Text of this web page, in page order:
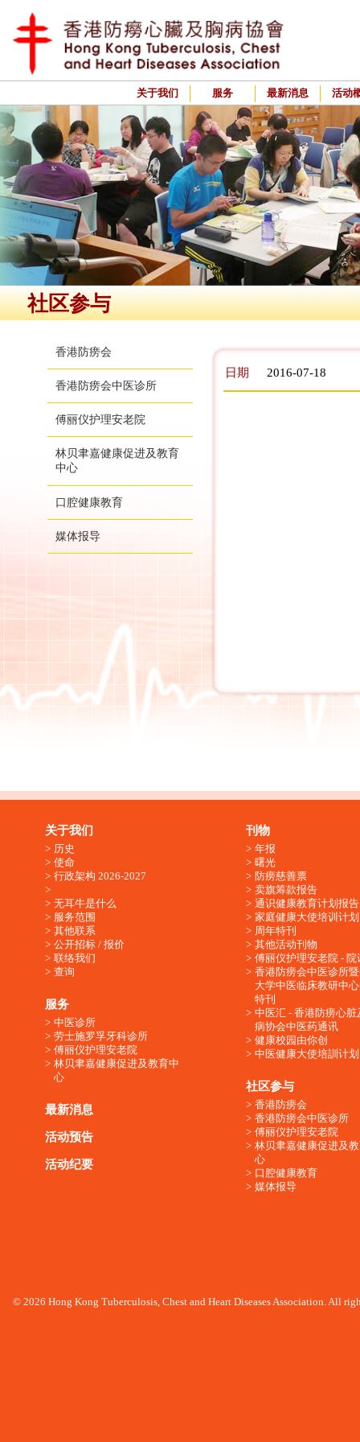
关于我们 服务 最新消息 活动
社区参与
香港防痨会
香港防痨会中医诊所
傅丽仪护理安老院
林贝聿嘉健康促进及教育
中心
口腔健康教育
媒体报导
日期 2016-07-18
关于我们
历史
使命
行政架构 2026-2027
无耳牛是什么
服务范围
其他联系
公开招标 / 报价
联络我们
查询
服务
中医诊所
劳士施罗孚牙科诊所
傅丽仪护理安老院
林贝聿嘉健康促进及教育中
心
最新消息
活动预告
活动纪要
刊物
年报
曙光
防痨慈善票
卖旗筹款报告
通识健康教育计划报告
家庭健康大使培训计划
周年特刊
其他活动刊物
傅丽仪护理安老院 - 院
香港防痨会中医诊所
大学中医临床教研中
特刊
中医汇 - 香港防痨心脏
病协会中医药通讯
健康校园由你创
中医健康大使培訓计划
社区参与
香港防痨会
香港防痨会中医诊所
傅丽仪护理安老院
林贝聿嘉健康促进及
心
口腔健康教育
媒体报导
© 2026 Hong Kong Tuberculosis, Chest and Heart Diseases Association. All